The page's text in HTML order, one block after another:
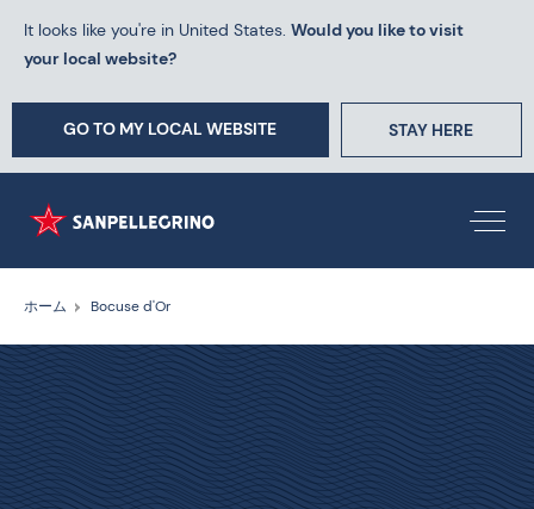
It looks like you're in United States. Would you like to visit
your local website?
GO TO MY LOCAL WEBSITE STAY HERE
ホーム Bocuse d'Or